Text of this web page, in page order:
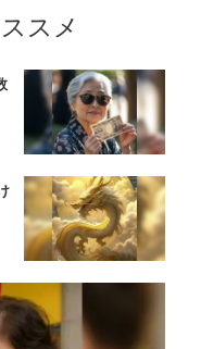
スメ